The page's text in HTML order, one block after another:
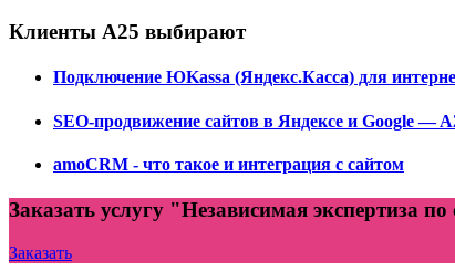
Клиенты А25 выбирают
Подключение ЮKassa (Яндекс.Касса) для
SEO-продвижение сайтов в Яндексе и Google —
amoCRM - что такое и интеграция с сайтом
Заказать услугу "Независимая экспертиза по
Заказать